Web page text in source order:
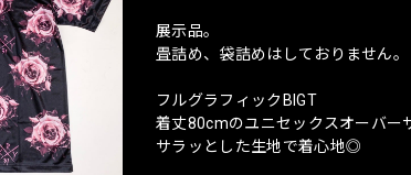
展示品。
畳詰め、袋詰めはしておりません。
フルグラフィックBIGT
着丈80cmのユニセックスオーバー
サラッとした生地で着心地◎